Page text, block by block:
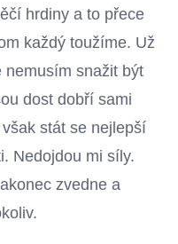
hrdiny a to přece
každý toužíme. Už
nemusím snažit být
dost dobří sami
stát se nejlepší
Nedojdou mi síly.
zvedne a